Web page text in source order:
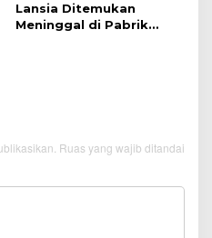
Lansia Ditemukan
Meninggal di Pabrik
Ruas yang wajib ditandai